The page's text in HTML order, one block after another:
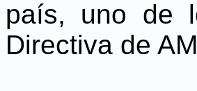
país, uno de
Directiva de